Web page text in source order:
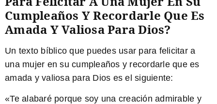
Cumpleaños Y Recordarle Que Es
Amada Y Valiosa Para Dios?
Un texto bíblico que puedes usar para felicitar a
una mujer en su cumpleaños y recordarle que es
amada y valiosa para Dios es el siguiente:
«Te alabaré porque soy una creación admirable y